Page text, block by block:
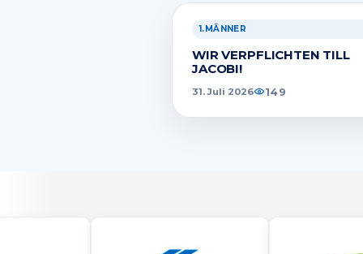
1.MÄNNER
WIR VERPFLICHTEN TILL
JACOBI!
31. Juli 2026 149